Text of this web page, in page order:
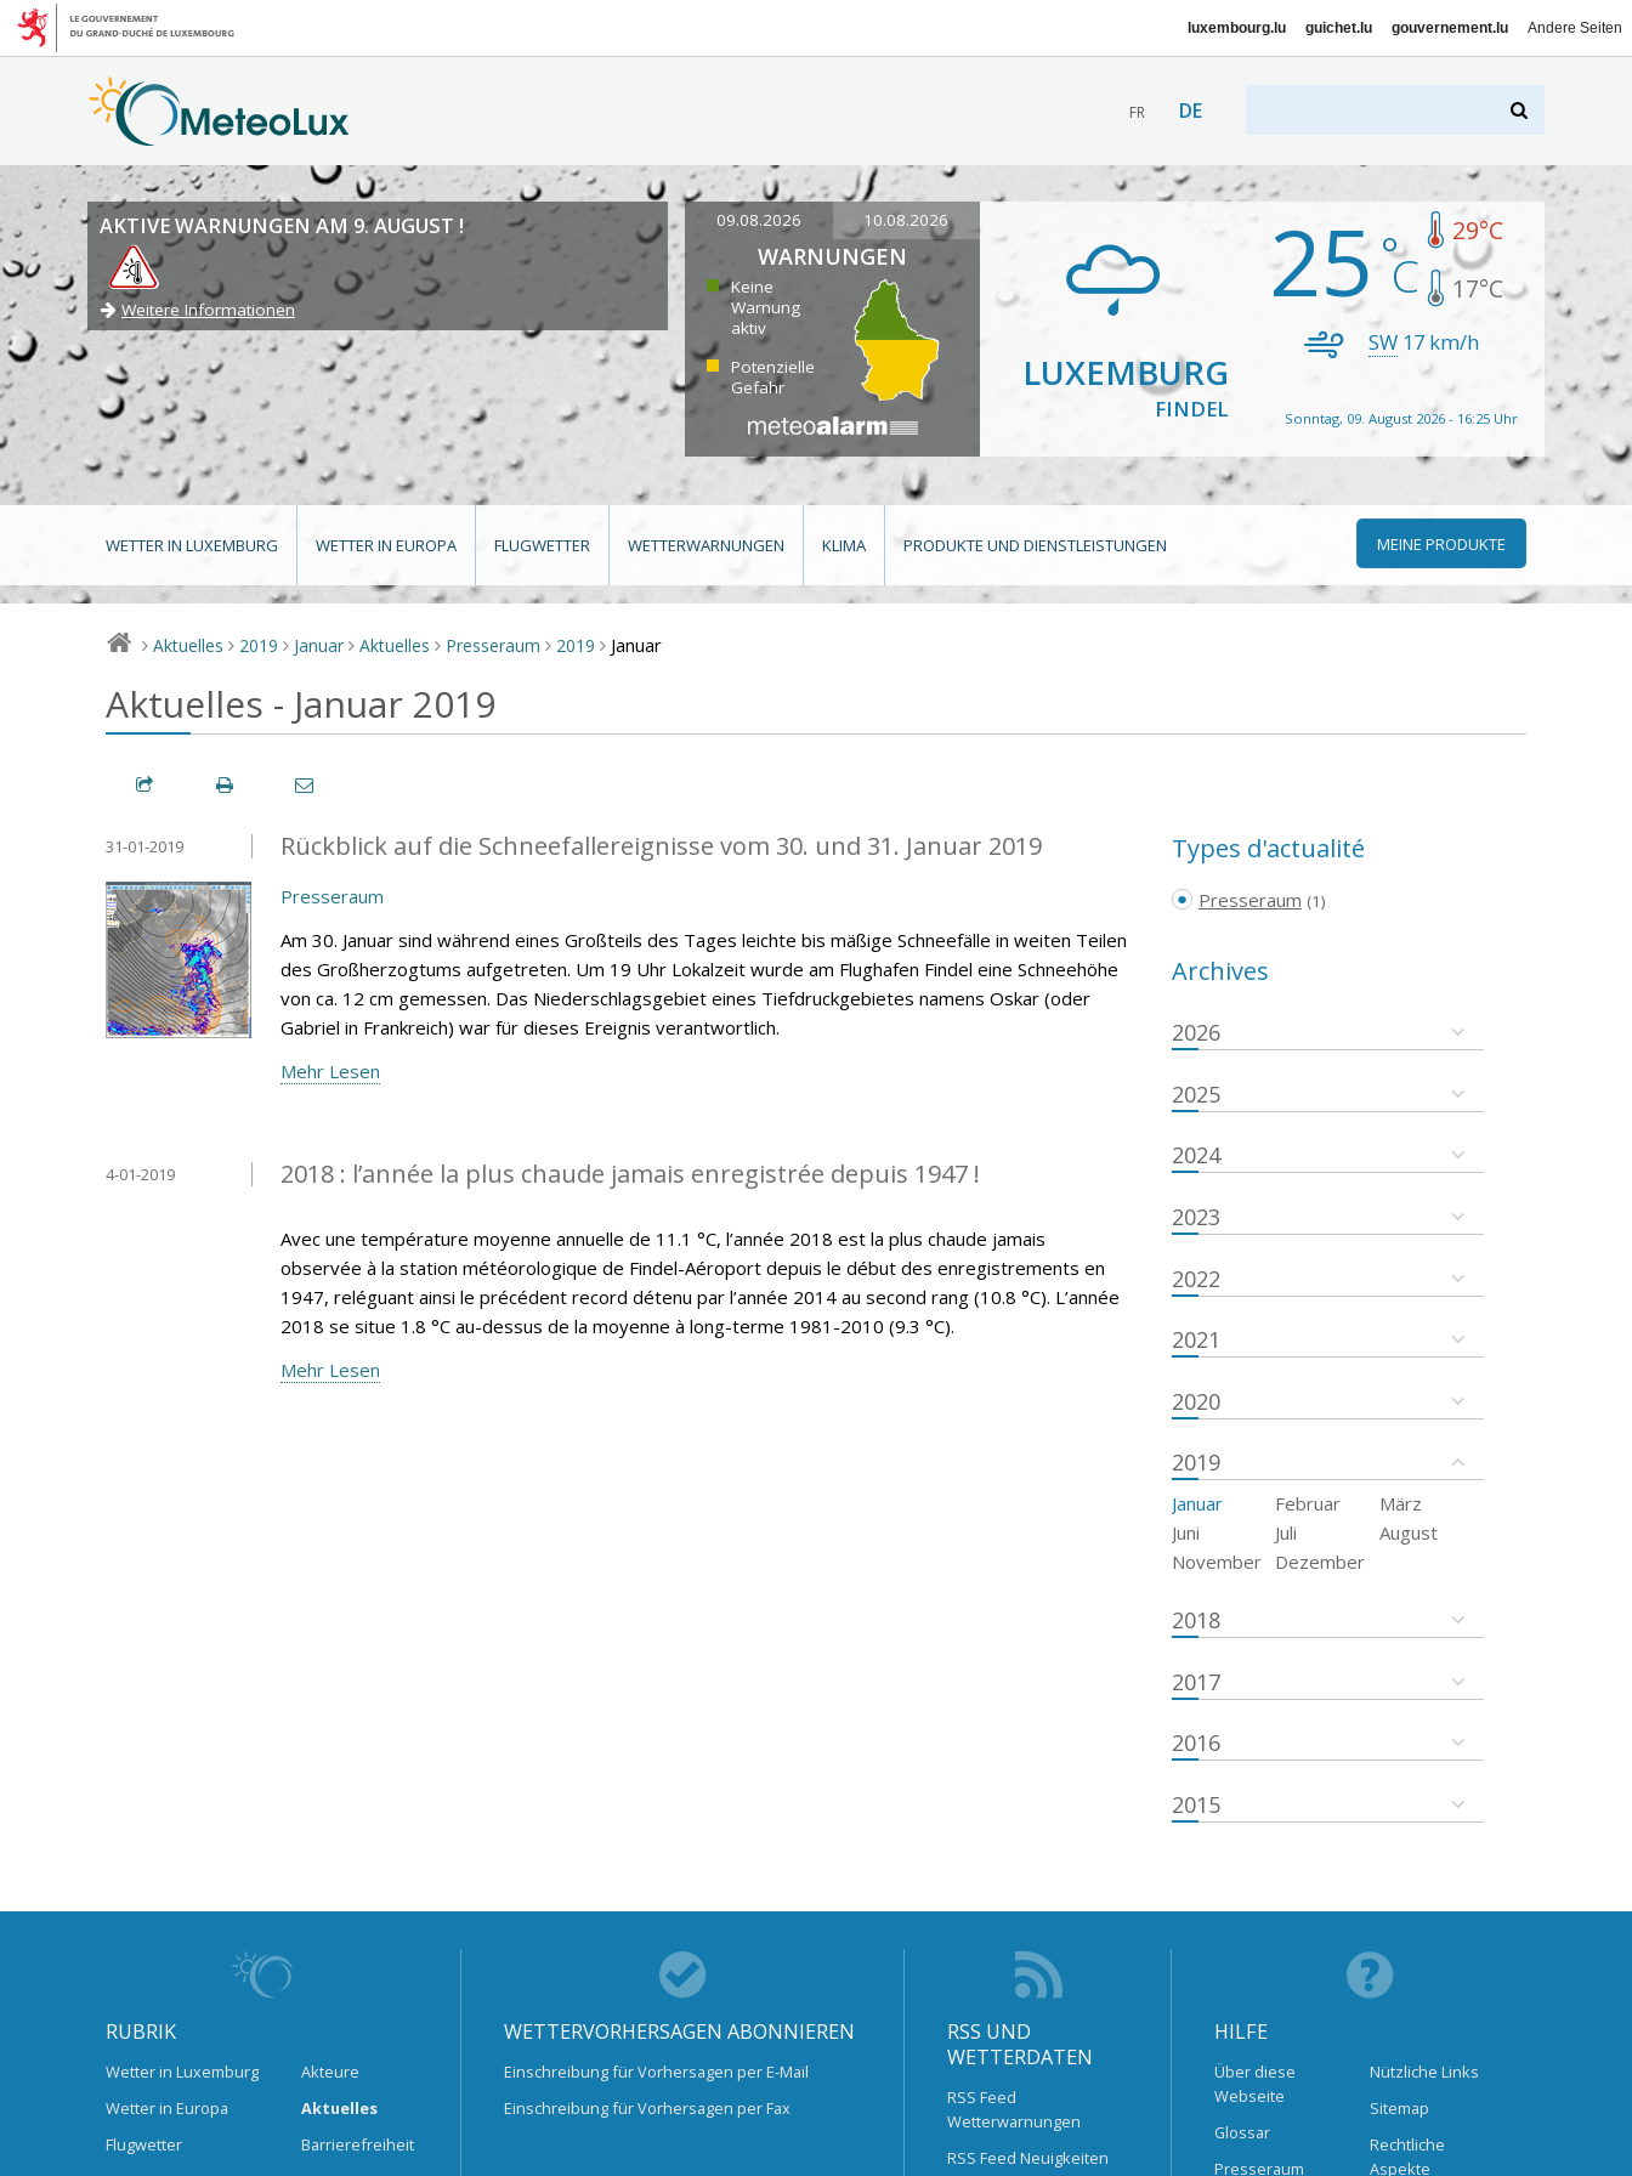
luxembourg.lu guichet.lu gouvernement.lu Andere Seiten
FR DE
AKTIVE WARNUNGEN AM 9. AUGUST !
Weitere Informationen
09.08.2026 10.08.2026
WARNUNGEN
Keine
Warnung
aktiv
Potenzielle
Gefahr
LUXEMBURG
FINDEL
25 29°C
17°C
SW 17 km/h
Sonntag, 09. August 2026 - 16:25 Uhr
WETTER IN LUXEMBURG WETTER IN EUROPA FLUGWETTER WETTERWARNUNGEN KLIMA PRODUKTE UND DIENSTLEISTUNGEN MEINE PRODUKTE
> Aktuelles > 2019 > Januar > Aktuelles > Presseraum > 2019 > Januar
Aktuelles - Januar 2019
Rückblick auf die Schneefallereignisse vom 30. und 31. Januar 2019
31-01-2019
Presseraum
Am 30. Januar sind während eines Großteils des Tages leichte bis mäßige Schneefälle in weiten Teilen
des Großherzogtums aufgetreten. Um 19 Uhr Lokalzeit wurde am Flughafen Findel eine Schneehöhe
von ca. 12 cm gemessen. Das Niederschlagsgebiet eines Tiefdruckgebietes namens Oskar (oder
Gabriel in Frankreich) war für dieses Ereignis verantwortlich.
Mehr Lesen
2018 : l’année la plus chaude jamais enregistrée depuis 1947 !
4-01-2019
Avec une température moyenne annuelle de 11.1 °C, l’année 2018 est la plus chaude jamais
observée à la station météorologique de Findel-Aéroport depuis le début des enregistrements en
1947, reléguant ainsi le précédent record détenu par l’année 2014 au second rang (10.8 °C). L’année
2018 se situe 1.8 °C au-dessus de la moyenne à long-terme 1981-2010 (9.3 °C).
Mehr Lesen
Types d'actualité
Presseraum (1)
Archives
2026
2025
2024
2023
2022
2021
2020
2019
Januar Februar
März
Juni
Juli
August
November
Dezember
2018
2017
2016
2015
RUBRIK
Wetter in Luxemburg
Wetter in Europa
Flugwetter
Akteure
Aktuelles
Barrierefreiheit
WETTERVORHERSAGEN ABONNIEREN
Einschreibung für Vorhersagen per E-Mail
Einschreibung für Vorhersagen per Fax
RSS UND
WETTERDATEN
RSS Feed
Wetterwarnungen
RSS Feed Neuigkeiten
HILFE
Über diese
Webseite
Glossar
Presseraum
Nützliche Links
Sitemap
Rechtliche
Aspekte